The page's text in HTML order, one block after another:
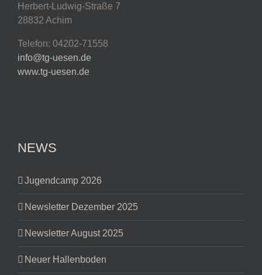
Herbert-Ludwig-Straße 7
28832 Achim
Telefon: 04202-71558
info@tg-uesen.de
www.tg-uesen.de
NEWS
Jugendcamp 2026
Newsletter Dezember 2025
Newsletter August 2025
Neuer Hallenboden